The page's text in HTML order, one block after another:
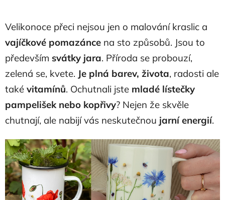
Velikonoce přeci nejsou jen o malování kraslic a
vajíčkové pomazánce na sto způsobů. Jsou to
především svátky jara. Příroda se probouzí,
zelená se, kvete. Je plná barev, života, radosti ale
také vitamínů. Ochutnali jste mladé lístečky
pampelišek nebo kopřivy? Nejen že skvěle
chutnají, ale nabijí vás neskutečnou jarní energií.